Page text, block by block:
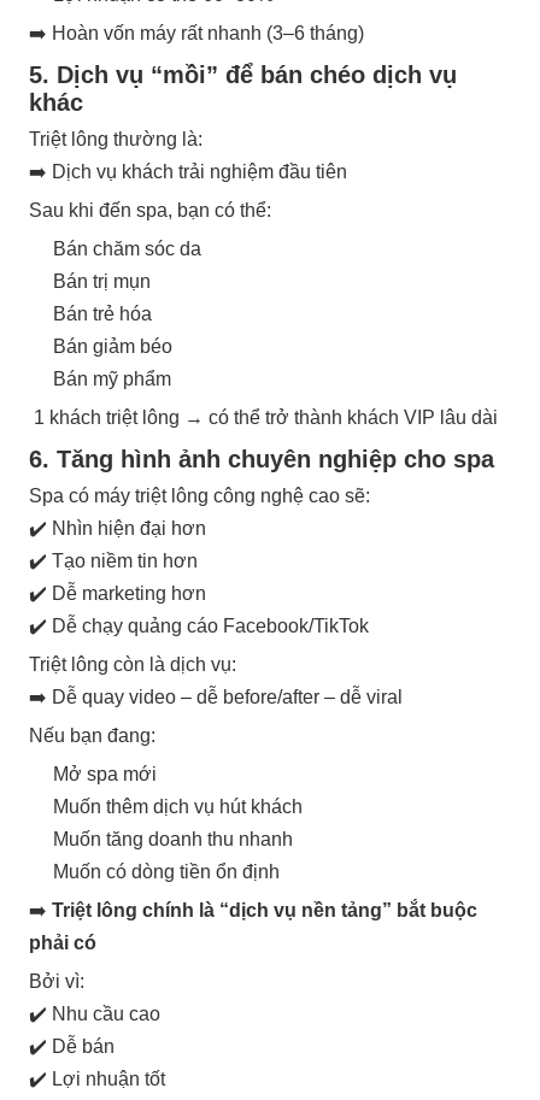
➡️ Hoàn vốn máy rất nhanh (3–6 tháng)
5. Dịch vụ “mồi” để bán chéo dịch vụ
khác
Triệt lông thường là:
➡️ Dịch vụ khách trải nghiệm đầu tiên
Sau khi đến spa, bạn có thể:
Bán chăm sóc da
Bán trị mụn
Bán trẻ hóa
Bán giảm béo
Bán mỹ phẩm
1 khách triệt lông → có thể trở thành khách VIP lâu dài
6. Tăng hình ảnh chuyên nghiệp cho spa
Spa có máy triệt lông công nghệ cao sẽ:
✔️ Nhìn hiện đại hơn
✔️ Tạo niềm tin hơn
✔️ Dễ marketing hơn
✔️ Dễ chạy quảng cáo Facebook/TikTok
Triệt lông còn là dịch vụ:
➡️ Dễ quay video – dễ before/after – dễ viral
Nếu bạn đang:
Mở spa mới
Muốn thêm dịch vụ hút khách
Muốn tăng doanh thu nhanh
Muốn có dòng tiền ổn định
➡️ Triệt lông chính là “dịch vụ nền tảng” bắt buộc
phải có
Bởi vì:
✔️ Nhu cầu cao
✔️ Dễ bán
✔️ Lợi nhuận tốt